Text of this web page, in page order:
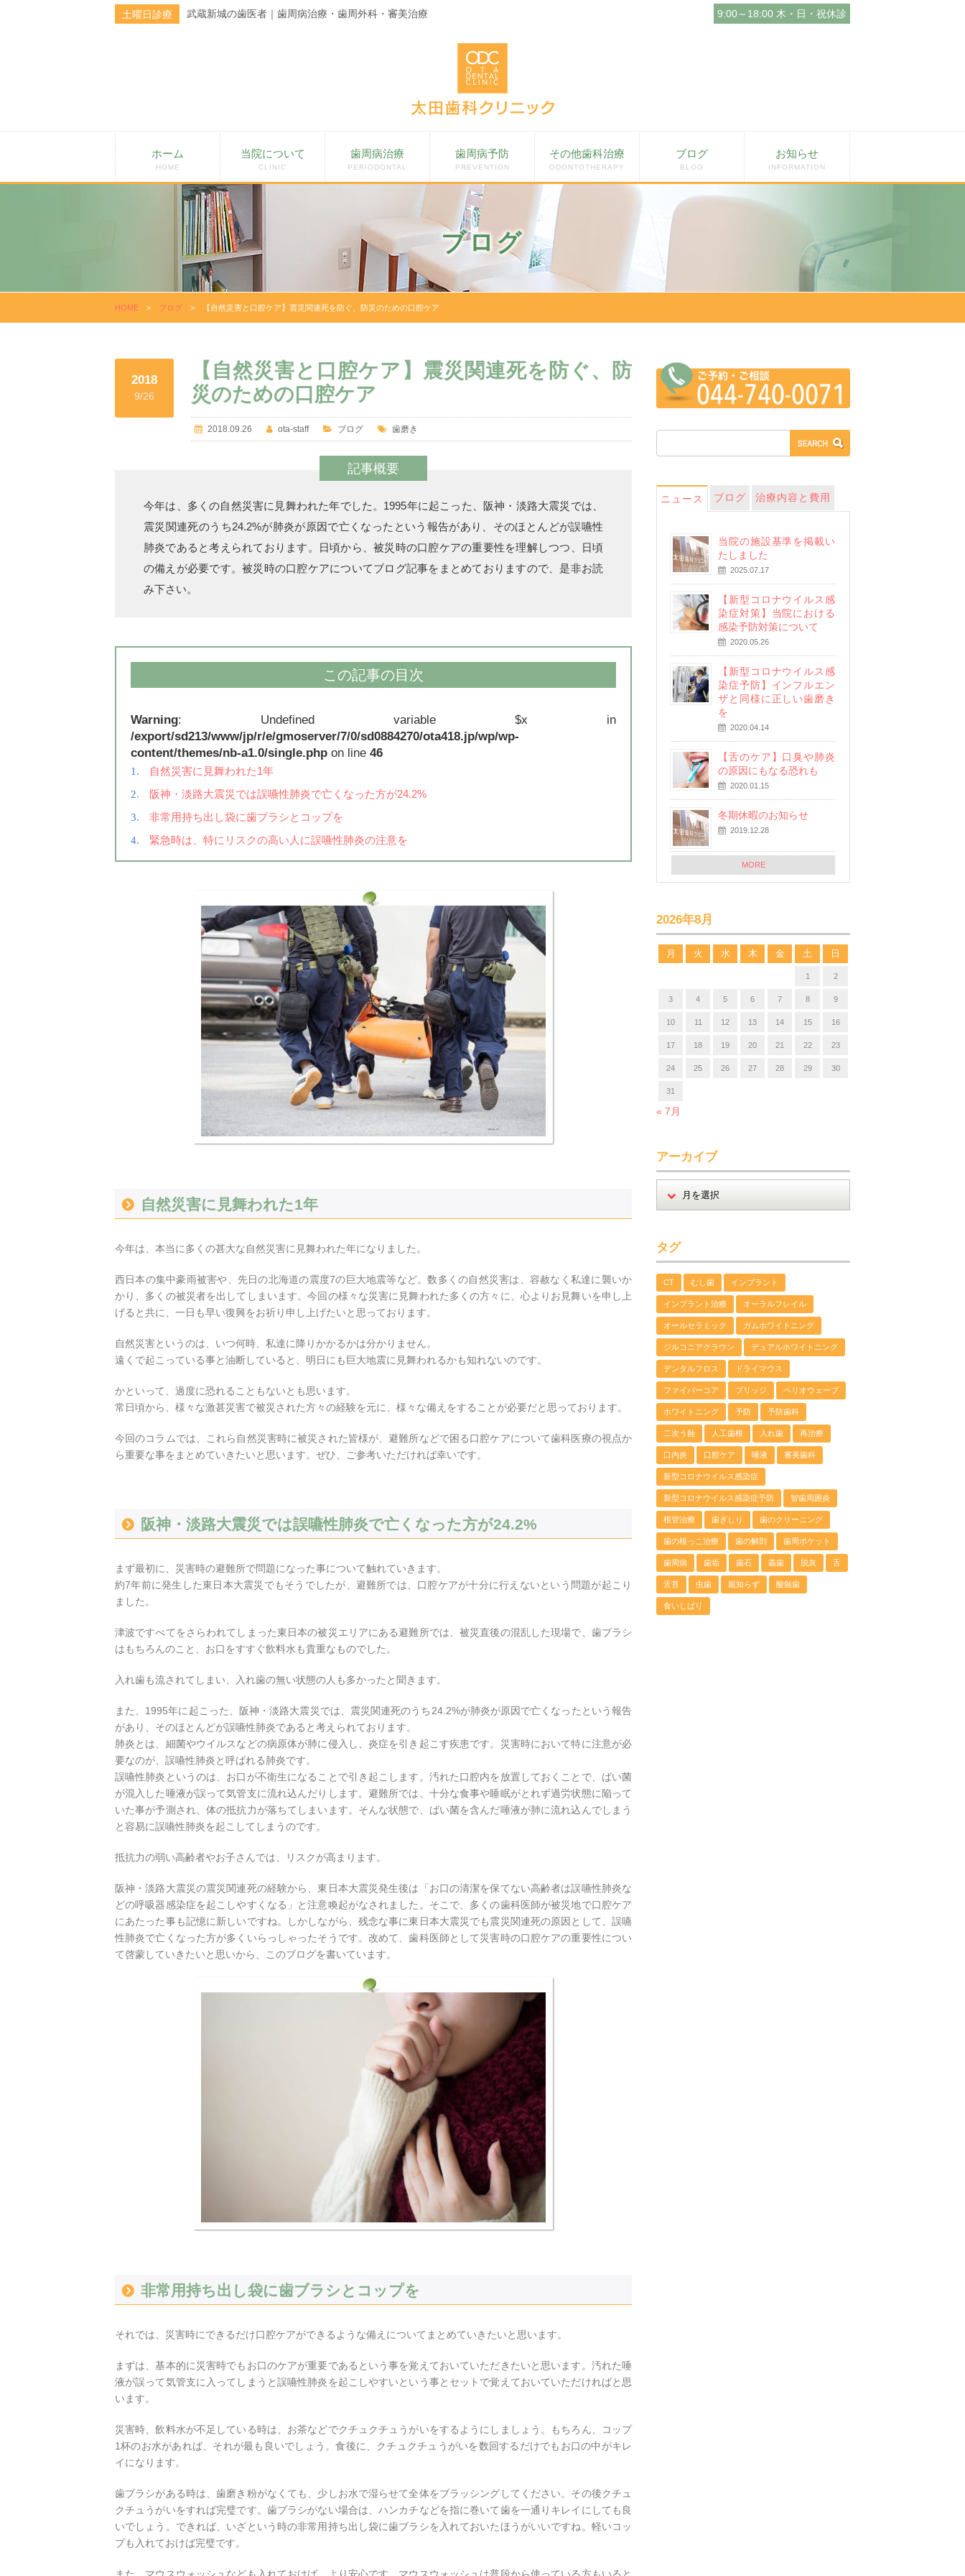
土曜日診療 武蔵新城の歯医者｜歯周病治療・歯周外科・審美治療 9:00～18:00 木・日・祝休診
ホーム
HOME
当院について
CLINIC
歯周病治療
PERIODONTAL
歯周病予防
PREVENTION
その他歯科治療
ODONTOTHERAPY
ブログ
BLOG
お知らせ
INFORMATION
ブログ
HOME > ブログ > 【自然災害と口腔ケア】震災関連死を防ぐ、防災のための口腔ケア
2018
9/26
【自然災害と口腔ケア】震災関連死を防ぐ、防
災のための口腔ケア
2018.09.26 ota-staff ブログ 歯磨き
記事概要
今年は、多くの自然災害に見舞われた年でした。1995年に起こった、阪神・淡路大震災では、
震災関連死のうち24.2%が肺炎が原因で亡くなったという報告があり、そのほとんどが誤嚥性
肺炎であると考えられております。日頃から、被災時の口腔ケアの重要性を理解しつつ、日頃
の備えが必要です。被災時の口腔ケアについてブログ記事をまとめておりますので、是非お読
み下さい。
この記事の目次
Warning: Undefined variable $x in
/export/sd213/www/jp/r/e/gmoserver/7/0/sd0884270/ota418.jp/wp/wp-
content/themes/nb-a1.0/single.php on line 46
自然災害に見舞われた1年
阪神・淡路大震災では誤嚥性肺炎で亡くなった方が24.2%
非常用持ち出し袋に歯ブラシとコップを
緊急時は、特にリスクの高い人に誤嚥性肺炎の注意を
自然災害に見舞われた1年
今年は、本当に多くの甚大な自然災害に見舞われた年になりました。
西日本の集中豪雨被害や、先日の北海道の震度7の巨大地震等など。数多くの自然災害は、容赦なく私達に襲いか
かり、多くの被災者を出してしまいます。今回の様々な災害に見舞われた多くの方々に、心よりお見舞いを申し上
げると共に、一日も早い復興をお祈り申し上げたいと思っております。
自然災害というのは、いつ何時、私達に降りかかるかは分かりません。
遠くで起こっている事と油断していると、明日にも巨大地震に見舞われるかも知れないのです。
かといって、過度に恐れることもないとも思います。
常日頃から、様々な激甚災害で被災された方々の経験を元に、様々な備えをすることが必要だと思っております。
今回のコラムでは、これら自然災害時に被災された皆様が、避難所などで困る口腔ケアについて歯科医療の視点か
ら重要な事をまとめていきたいと思います。ぜひ、ご参考いただければ幸いです。
阪神・淡路大震災では誤嚥性肺炎で亡くなった方が24.2%
まず最初に、災害時の避難所で問題になった事について触れていきます。
約7年前に発生した東日本大震災でもそうでしたが、避難所では、口腔ケアが十分に行えないという問題が起こり
ました。
津波ですべてをさらわれてしまった東日本の被災エリアにある避難所では、被災直後の混乱した現場で、歯ブラシ
はもちろんのこと、お口をすすぐ飲料水も貴重なものでした。
入れ歯も流されてしまい、入れ歯の無い状態の人も多かったと聞きます。
また、1995年に起こった、阪神・淡路大震災では、震災関連死のうち24.2%が肺炎が原因で亡くなったという報告
があり、そのほとんどが誤嚥性肺炎であると考えられております。
肺炎とは、細菌やウイルスなどの病原体が肺に侵入し、炎症を引き起こす疾患です。災害時において特に注意が必
要なのが、誤嚥性肺炎と呼ばれる肺炎です。
誤嚥性肺炎というのは、お口が不衛生になることで引き起こします。汚れた口腔内を放置しておくことで、ばい菌
が混入した唾液が誤って気管支に流れ込んだりします。避難所では、十分な食事や睡眠がとれず過労状態に陥って
いた事が予測され、体の抵抗力が落ちてしまいます。そんな状態で、ばい菌を含んだ唾液が肺に流れ込んでしまう
と容易に誤嚥性肺炎を起こしてしまうのです。
抵抗力の弱い高齢者やお子さんでは、リスクが高まります。
阪神・淡路大震災の震災関連死の経験から、東日本大震災発生後は「お口の清潔を保てない高齢者は誤嚥性肺炎な
どの呼吸器感染症を起こしやすくなる」と注意喚起がなされました。そこで、多くの歯科医師が被災地で口腔ケア
にあたった事も記憶に新しいですね。しかしながら、残念な事に東日本大震災でも震災関連死の原因として、誤嚥
性肺炎で亡くなった方が多くいらっしゃったそうです。改めて、歯科医師として災害時の口腔ケアの重要性につい
て啓蒙していきたいと思いから、このブログを書いています。
非常用持ち出し袋に歯ブラシとコップを
それでは、災害時にできるだけ口腔ケアができるような備えについてまとめていきたいと思います。
まずは、基本的に災害時でもお口のケアが重要であるという事を覚えておいていただきたいと思います。汚れた唾
液が誤って気管支に入ってしまうと誤嚥性肺炎を起こしやすいという事とセットで覚えておいていただければと思
います。
災害時、飲料水が不足している時は、お茶などでクチュクチュうがいをするようにしましょう。もちろん、コップ
1杯のお水があれば、それが最も良いでしょう。食後に、クチュクチュうがいを数回するだけでもお口の中がキレ
イになります。
歯ブラシがある時は、歯磨き粉がなくても、少しお水で湿らせて全体をブラッシングしてください。その後クチュ
クチュうがいをすれば完璧です。歯ブラシがない場合は、ハンカチなどを指に巻いて歯を一通りキレイにしても良
いでしょう。できれば、いざという時の非常用持ち出し袋に歯ブラシを入れておいたほうがいいですね。軽いコッ
プも入れておけば完璧です。
ニュース ブログ 治療内容と費用
当院の施設基準を掲載い
たしました
2025.07.17
【新型コロナウイルス感
染症対策】当院における
感染予防対策について
2020.05.26
【新型コロナウイルス感
染症予防】インフルエン
ザと同様に正しい歯磨き
を
2020.04.14
【舌のケア】口臭や肺炎
の原因にもなる恐れも
2020.01.15
冬期休暇のお知らせ
2019.12.28
MORE
2026年8月
月 火 水 木 金 土 日
1 2
3 4 5 6 7 8 9
10 11 12 13 14 15 16
17 18 19 20 21 22 23
24 25 26 27 28 29 30
31
« 7月
アーカイブ
タグ
CT むし歯 インプラント
インプラント治療 オーラルフレイル
オールセラミック ガムホワイトニング
ジルコニアクラウン デュアルホワイトニング
デンタルフロス ドライマウス
ファイバーコア ブリッジ ペリオウェーブ
ホワイトニング 予防 予防歯科
二次う蝕 人工歯根 入れ歯 再治療
口内炎 口腔ケア 唾液 審美歯科
新型コロナウイルス感染症
新型コロナウイルス感染症予防 智歯周囲炎
根管治療 歯ぎしり 歯のクリーニング
歯の根っこ治療 歯の解剖 歯周ポケット
歯周病 歯垢 歯石 義歯 脱灰 舌
舌苔 虫歯 親知らず 酸蝕歯
食いしばり